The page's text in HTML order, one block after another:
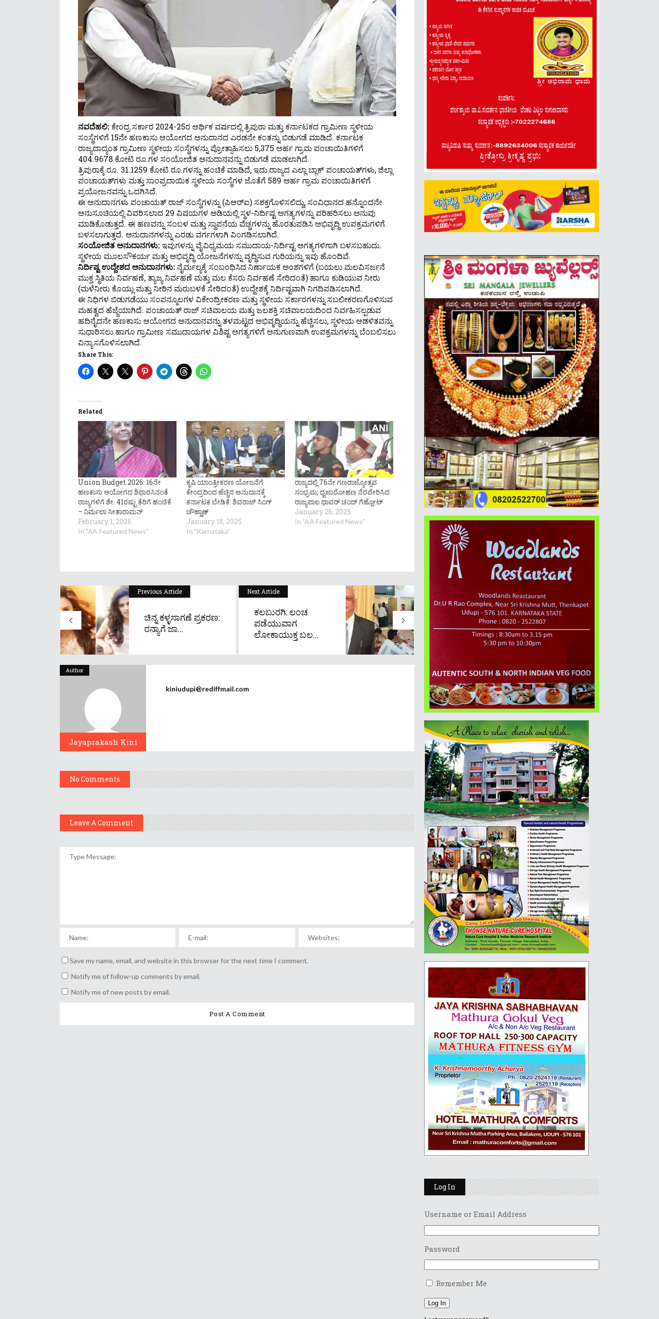
ನವದೆಹಲಿ: ಕೇಂದ್ರ ಸರ್ಕಾರ 2024-25ರ ಆರ್ಥಿಕ ವರ್ಷದಲ್ಲಿ ತ್ರಿಪುರಾ ಮತ್ತು ಕರ್ನಾಟಕದ ಗ್ರಾಮೀಣ ಸ್ಥಳೀಯ
ಸಂಸ್ಥೆಗಳಿಗೆ 15ನೇ ಹಣಕಾಸು ಆಯೋಗದ ಅನುದಾನದ ಎರಡನೇ ಕಂತನ್ನು ಬಿಡುಗಡೆ ಮಾಡಿದೆ. ಕರ್ನಾಟಕ
ರಾಜ್ಯದಾದ್ಯಂತ ಗ್ರಾಮೀಣ ಸ್ಥಳೀಯ ಸಂಸ್ಥೆಗಳನ್ನು ಪ್ರೋತ್ಸಾಹಿಸಲು 5,375 ಅರ್ಹ ಗ್ರಾಮ ಪಂಚಾಯಿತಿಗಳಿಗೆ
404.9678 ಕೋಟಿ ರೂ.ಗಳ ಸಂಯೋಜಿತ ಅನುದಾನವನ್ನು ಬಿಡುಗಡೆ ಮಾಡಲಾಗಿದೆ.
ತ್ರಿಪುರಾಕ್ಕೆ ರೂ. 31.1259 ಕೋಟಿ ರೂ.ಗಳನ್ನು ಹಂಚಿಕೆ ಮಾಡಿದೆ, ಇದು ರಾಜ್ಯದ ಎಲ್ಲಾ ಬ್ಲಾಕ್ ಪಂಚಾಯತ್‌ಗಳು, ಜಿಲ್ಲಾ
ಪಂಚಾಯತ್‌ಗಳು ಮತ್ತು ಸಾಂಪ್ರದಾಯಿಕ ಸ್ಥಳೀಯ ಸಂಸ್ಥೆಗಳ ಜೊತೆಗೆ 589 ಅರ್ಹ ಗ್ರಾಮ ಪಂಚಾಯಿತಿಗಳಿಗೆ
ಪ್ರಯೋಜನವನ್ನು ಒದಗಿಸಿದೆ.
ಈ ಅನುದಾನಗಳು ಪಂಚಾಯತ್ ರಾಜ್ ಸಂಸ್ಥೆಗಳನ್ನು (ಪಿಆರ್‌ಐ) ಸಶಕ್ತಗೊಳಿಸಲಿದ್ದು, ಸಂವಿಧಾನದ ಹನ್ನೊಂದನೇ
ಅನುಸೂಚಿಯಲ್ಲಿ ವಿವರಿಸಲಾದ 29 ವಿಷಯಗಳ ಅಡಿಯಲ್ಲಿ ಸ್ಥಳ-ನಿರ್ದಿಷ್ಟ ಅಗತ್ಯಗಳನ್ನು ಪರಿಹರಿಸಲು ಅನುವು
ಮಾಡಿಕೊಡುತ್ತದೆ. ಈ ಹಣವನ್ನು ಸಂಬಳ ಮತ್ತು ಸ್ಥಾಪನೆಯ ವೆಚ್ಚಗಳನ್ನು ಹೊರತುಪಡಿಸಿ ಅಭಿವೃದ್ಧಿ ಉಪಕ್ರಮಗಳಿಗೆ
ಬಳಸಲಾಗುತ್ತದೆ. ಅನುದಾನಗಳನ್ನು ಎರಡು ವರ್ಗಗಳಾಗಿ ವಿಂಗಡಿಸಲಾಗಿದೆ.
ಸಂಯೋಜಿತ ಅನುದಾನಗಳು:ಇವುಗಳನ್ನು ವೈವಿಧ್ಯಮಯ ಸಮುದಾಯ-ನಿರ್ದಿಷ್ಟ ಅಗತ್ಯಗಳಿಗಾಗಿ ಬಳಸಬಹುದು.
ಸ್ಥಳೀಯ ಮೂಲಸೌಕರ್ಯ ಮತ್ತು ಅಭಿವೃದ್ಧಿ ಯೋಜನೆಗಳನ್ನು ವೃದ್ಧಿಸುವ ಗುರಿಯನ್ನು ಇವು ಹೊಂದಿವೆ.
ನಿರ್ದಿಷ್ಟ ಉದ್ದೇಶದ ಅನುದಾನಗಳು:ನೈರ್ಮಲ್ಯಕ್ಕೆ ಸಂಬಂಧಿಸಿದ ನಿರ್ಣಾಯಕ ಅಂಶಗಳಿಗೆ (ಬಯಲು ಮಲವಿಸರ್ಜನೆ
ಮುಕ್ತ ಸ್ಥಿತಿಯ ನಿರ್ವಹಣೆ, ತ್ಯಾಜ್ಯ ನಿರ್ವಹಣೆ ಮತ್ತು ಮಲ ಕೆಸರು ನಿರ್ವಹಣೆ ಸೇರಿದಂತೆ) ಹಾಗೂ ಕುಡಿಯುವ ನೀರು
(ಮಳೆನೀರು ಕೊಯ್ಲು ಮತ್ತು ನೀರಿನ ಮರುಬಳಕೆ ಸೇರಿದಂತೆ) ಉದ್ದೇಶಕ್ಕೆ ನಿರ್ದಿಷ್ಟವಾಗಿ ನಿಗದಿಪಡಿಸಲಾಗಿದೆ.
ಈ ನಿಧಿಗಳ ಬಿಡುಗಡೆಯು ಸಂಪನ್ಮೂಲಗಳ ವಿಕೇಂದ್ರೀಕರಣ ಮತ್ತು ಸ್ಥಳೀಯ ಸರ್ಕಾರಗಳನ್ನು ಸಬಲೀಕರಣಗೊಳಿಸುವ
ಮಹತ್ವದ ಹೆಜ್ಜೆಯಾಗಿದೆ. ಪಂಚಾಯತ್ ರಾಜ್ ಸಚಿವಾಲಯ ಮತ್ತು ಜಲಶಕ್ತಿ ಸಚಿವಾಲಯದಿಂದ ನಿರ್ವಹಿಸಲ್ಪಡುವ
ಹದಿನೈದನೇ ಹಣಕಾಸು ಆಯೋಗದ ಅನುದಾನವನ್ನು ತಳಮಟ್ಟದ ಅಭಿವೃದ್ಧಿಯನ್ನು ಹೆಚ್ಚಿಸಲು, ಸ್ಥಳೀಯ ಆಡಳಿತವನ್ನು
ಸುಧಾರಿಸಲು ಹಾಗೂ ಗ್ರಾಮೀಣ ಸಮುದಾಯಗಳ ವಿಶಿಷ್ಟ ಅಗತ್ಯಗಳಿಗೆ ಅನುಗುಣವಾಗಿ ಉಪಕ್ರಮಗಳನ್ನು ಬೆಂಬಲಿಸಲು
ವಿನ್ಯಾಸಗೊಳಿಸಲಾಗಿದೆ.
Share This:
Related
Union Budget 2026: 16ನೇ
ಹಣಕಾಸು ಆಯೋಗದ ಶಿಫಾರಸಿನಂತೆ
ರಾಜ್ಯಗಳಿಗೆ ಶೇ. 41ರಷ್ಟು ತೆರಿಗೆ ಹಂಚಿಕೆ
– ನಿರ್ಮಲಾ ಸೀತಾರಾಮನ್
February 1, 2026
In "AA Featured News"
ಕೃಷಿ ಯಾಂತ್ರೀಕರಣ ಯೋಜನೆಗೆ
ಕೇಂದ್ರದಿಂದ ಹೆಚ್ಚಿನ ಅನುದಾನಕ್ಕೆ
ಕರ್ನಾಟಕ ಬೇಡಿಕೆ: ಶಿವರಾಜ್ ಸಿಂಗ್
ಚೌಹ್ಹಾಣ್
January 18, 2025
In "Karnataka"
ರಾಜ್ಯದಲ್ಲಿ 76ನೇ ಗಣರಾಜ್ಯೋತ್ಸವ
ಸಂಭ್ರಮ; ಧ್ವಜಾರೋಹಣ ನೆರವೇರಿಸಿದ
ರಾಜ್ಯಪಾಲ ಥಾವರ್ ಚಂದ್ ಗೆಹ್ಲೋಟ್‌
January 26, 2025
In "AA Featured News"
Previous Article
ಚಿನ್ನ ಕಳ್ಳಸಾಗಣೆ ಪ್ರಕರಣ:
ರನ್ಯಾಗೆ ಜಾ...
Next Article
ಕಲಬುರಗಿ: ಲಂಚ
ಪಡೆಯುವಾಗ
ಲೋಕಾಯುಕ್ತ ಬಲ...
Author
Jayaprakash Kini
kiniudupi@rediffmail.com
No Comments
Leave A Comment
Save my name, email, and website in this browser for the next time I comment.
Notify me of follow-up comments by email.
Notify me of new posts by email.
Log In
Username or Email Address
Password
Remember Me
Log In